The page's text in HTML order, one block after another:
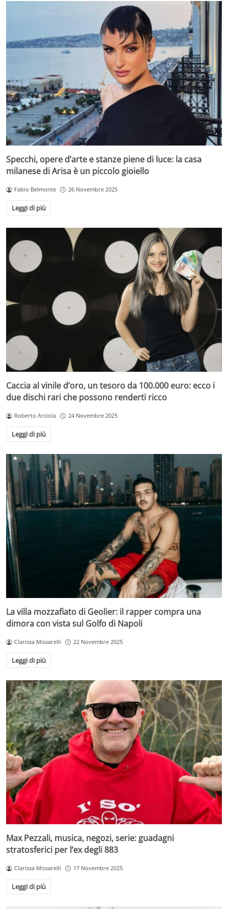
Specchi, opere d’arte e stanze piene di luce: la casa
milanese di Arisa è un piccolo gioiello
Fabio Belmonte 26 Novembre 2025
Leggi di più
Caccia al vinile d’oro, un tesoro da 100.000 euro: ecco i
due dischi rari che possono renderti ricco
Roberto Arciola 24 Novembre 2025
Leggi di più
La villa mozzafiato di Geolier: il rapper compra una
dimora con vista sul Golfo di Napoli
Clarissa Missarelli 22 Novembre 2025
Leggi di più
Max Pezzali, musica, negozi, serie: guadagni
stratosferici per l’ex degli 883
Clarissa Missarelli 17 Novembre 2025
Leggi di più